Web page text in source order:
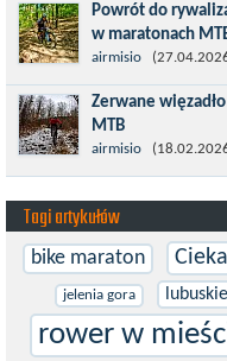
MTB....
Powrót do
w maratonach
Prawdziwym testem
jest powrót do
bariery,...
airmisio
Zerwane
MTB
W sporcie nie ma
zaawansowania.
prostu oddać się
airmisio
Tagi artykułów
bike maraton
jelenia gora lubuskie
rower w